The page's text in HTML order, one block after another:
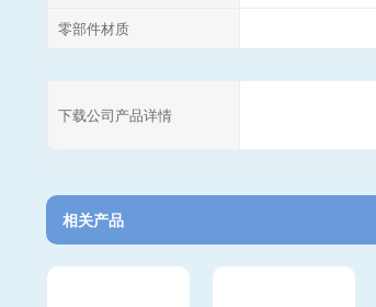
零部件材质
下载公司产品详情
相关产品